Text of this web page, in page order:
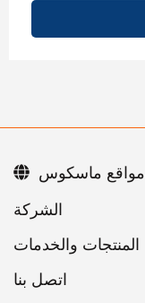
اتصل بنا
مواقع ماسكوس